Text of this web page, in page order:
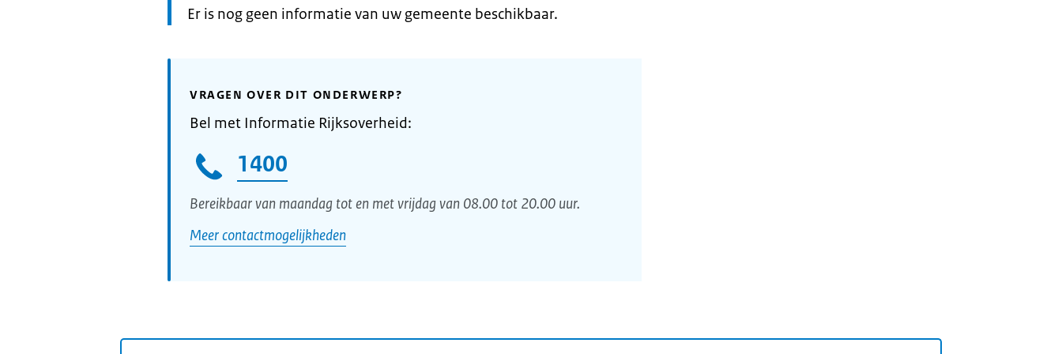
Informatie:
Er is nog geen informatie van uw gemeente beschikbaar.
VRAGEN OVER DIT ONDERWERP?
Bel met Informatie Rijksoverheid:
1400
Bereikbaar van maandag tot en met vrijdag van 08.00 tot 20.00 uur.
Meer contactmogelijkheden